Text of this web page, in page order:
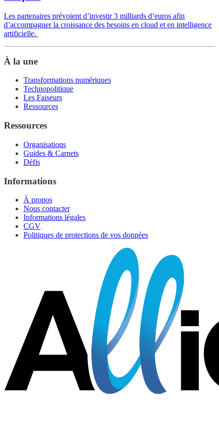
Les partenaires prévoient d’investir 3 milliards d’euros afin
d’accompagner la croissance des besoins en cloud et en intelligence
artificielle.
À la une
Transformations numériques
Technopolitique
Les Faiseurs
Ressources
Ressources
Organisations
Guides & Carnets
Défis
Informations
À propos
Nous contacter
Informations légales
CGV
Politiques de protections de vos données